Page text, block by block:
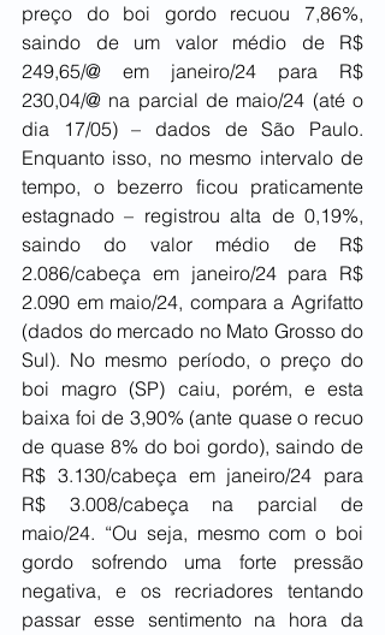
preço do boi gordo recuou 7,86%,
saindo de um valor médio de R$
249,65/@ em janeiro/24 para R$
230,04/@ na parcial de maio/24 (até o
dia 17/05) – dados de São Paulo.
Enquanto isso, no mesmo intervalo de
tempo, o bezerro ficou praticamente
estagnado – registrou alta de 0,19%,
saindo do valor médio de R$
2.086/cabeça em janeiro/24 para R$
2.090 em maio/24, compara a Agrifatto
(dados do mercado no Mato Grosso do
Sul). No mesmo período, o preço do
boi magro (SP) caiu, porém, e esta
baixa foi de 3,90% (ante quase o recuo
de quase 8% do boi gordo), saindo de
R$ 3.130/cabeça em janeiro/24 para
R$ 3.008/cabeça na parcial de
maio/24. “Ou seja, mesmo com o boi
gordo sofrendo uma forte pressão
negativa, e os recriadores tentando
passar esse sentimento na hora da